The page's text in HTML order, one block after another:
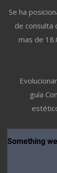
Se ha
de consulta
mas de
guía